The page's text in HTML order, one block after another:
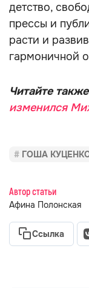
детство,
прессы и
расти и
гармоничной
Читайте
изменился
ГОША
Автор статьи
Афина Полонская
Ссылка